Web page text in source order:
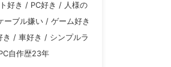
好き / PC好き / 人様の
ーブル嫌い / ゲーム好き
/ 車好き / シンプルラ
自作歴23年